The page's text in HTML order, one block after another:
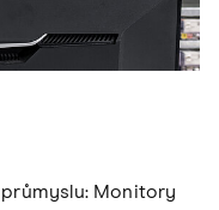
Monitory